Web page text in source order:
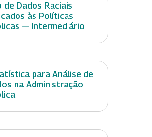
de Dados Raciais
às Políticas
— Intermediário
para Análise de
na Administração